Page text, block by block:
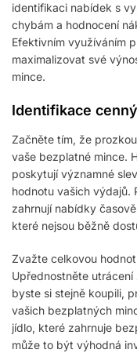
identifikaci nabídek s
chybám a hodnocení
Efektivním využíváním
maximalizovat své
mince.
Identifikace
Začněte tím, že
vaše bezplatné mince.
poskytují významné
hodnotu vašich výdajů.
zahrnují nabídky
které nejsou běžně
Zvažte celkovou
Upřednostněte
byste si stejně koupili,
vašich bezplatných
jídlo, které zahrnuje
může to být výhodná